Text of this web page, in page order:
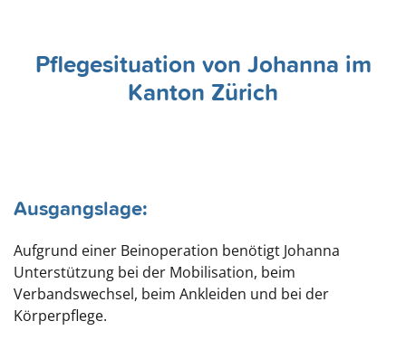
Pflegesituation von Johanna im
Kanton Zürich
Ausgangslage:
Aufgrund einer Beinoperation benötigt Johanna
Unterstützung bei der Mobilisation, beim
Verbandswechsel, beim Ankleiden und bei der
Körperpflege.